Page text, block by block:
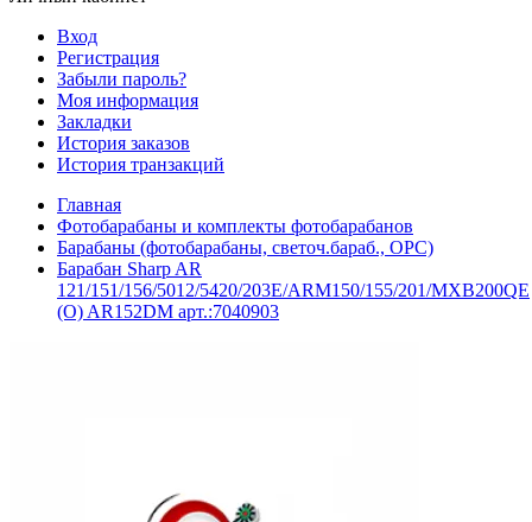
Вход
Регистрация
Забыли пароль?
Моя информация
Закладки
История заказов
История транзакций
Главная
Фотобарабаны и комплекты фотобарабанов
Барабаны (фотобарабаны, светоч.бараб., OPC)
Барабан Sharp AR
121/151/156/5012/5420/203E/ARM150/155/201/MXB200QE
(O) AR152DM арт.:7040903